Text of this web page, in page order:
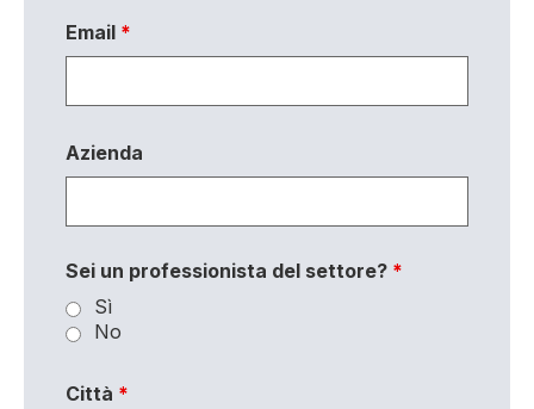
Email *
Azienda
Sei un professionista del settore? *
Sì
No
Città *